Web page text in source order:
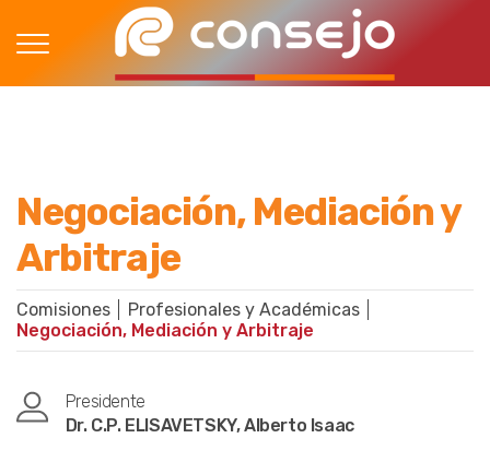
Negociación, Mediación y
Arbitraje
Comisiones
Profesionales y Académicas
Negociación, Mediación y Arbitraje
Presidente
Dr. C.P. ELISAVETSKY, Alberto Isaac